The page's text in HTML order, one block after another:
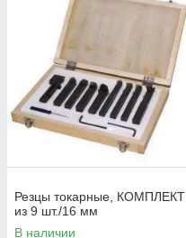
Резцы токарные, КОМПЛЕКТ
из 9 шт./16 мм
В наличии